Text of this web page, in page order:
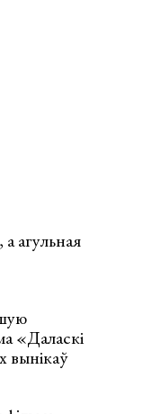
агульная
«Даласкі
вынікаў